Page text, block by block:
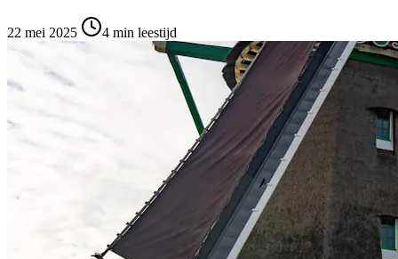
22 mei 2025 4 min leestijd